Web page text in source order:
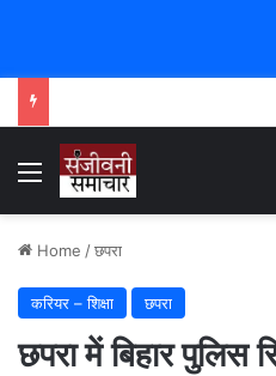
Menu
Home /छपरा
करियर – शिक्षा छपरा
छपरा में बिहार पुलिस